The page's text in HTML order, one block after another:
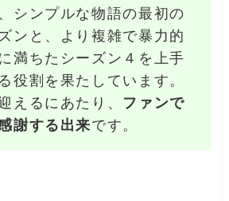
シンプルな物語の最初の
ンと、より複雑で暴力的
満ちたシーズン４を上手
役割を果たしています。
えるにあたり、 ファンで
謝する出来です。